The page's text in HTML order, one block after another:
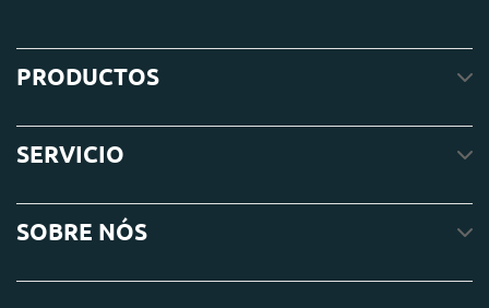
PRODUCTOS
SERVICIO
SOBRE NÓS